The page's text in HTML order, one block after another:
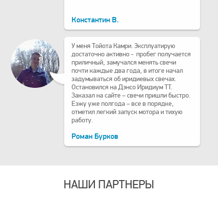
Константин В.
У меня Тойота Камри. Эксплуатирую
достаточно активно - пробег получается
приличный, замучался менять свечи
почти каждые два года, в итоге начал
задумываться об иридиевых свечах.
Остановился на Дэнсо Иридиум TT.
Заказал на сайте – свечи пришли быстро.
Езжу уже полгода – все в порядке,
отметил легкий запуск мотора и тихую
работу.
Роман Бурков
НАШИ ПАРТНЕРЫ